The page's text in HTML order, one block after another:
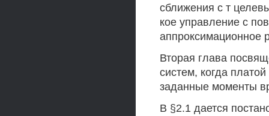
сближения с т
кое управление с
аппроксимационное
Вторая глава
систем, когда
заданные моменты
В §2.1 дается